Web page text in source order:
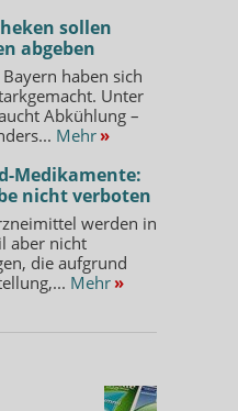
sollen
abgeben
haben sich
Unter
Abkühlung –
Mehr »
Medikamente:
nicht verboten
werden in
aber nicht
die aufgrund
Mehr »